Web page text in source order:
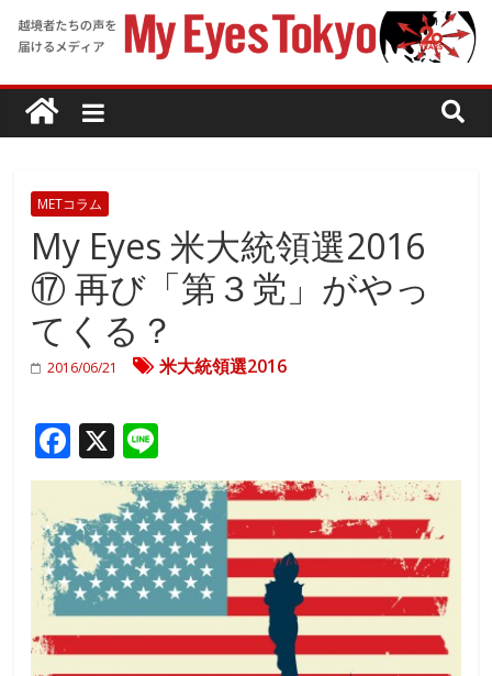
METコラム
My Eyes 米大統領選2016
⑰ 再び「第３党」がやっ
てくる？
2016/06/21 米大統領選2016
F
ac
e
b
o
o
k
X
n
e